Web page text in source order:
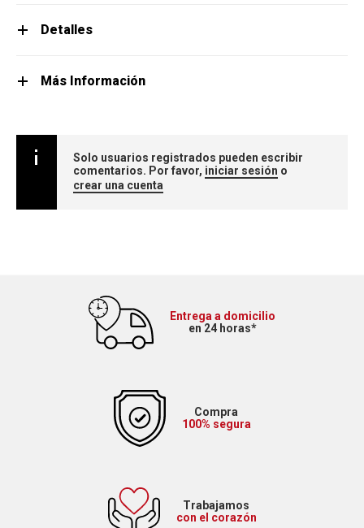
Detalles
Más Información
Solo usuarios registrados pueden escribir
comentarios. Por favor, iniciar sesión o
crear una cuenta
Entrega a domicilio
en 24 horas*
Compra
100% segura
Trabajamos
con el corazón